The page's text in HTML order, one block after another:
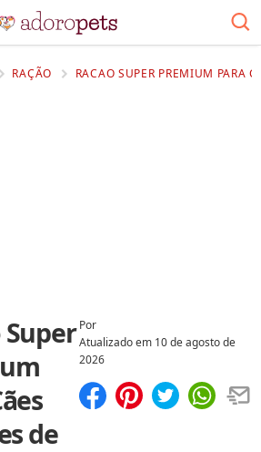
RAÇÃO RACAO SUPER PREMIUM PARA
Super
de
Por
Atualizado em 10 de agosto de
2026